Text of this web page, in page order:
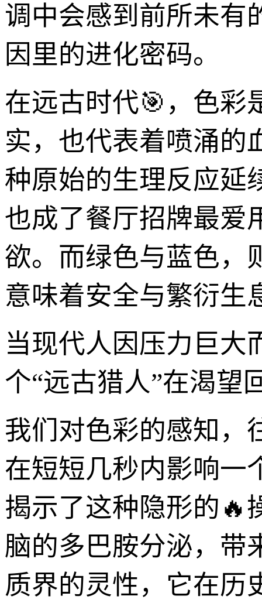
调中会感到前所未有
因里的进化密码。
在远古时代🎯，色彩
实，也代表着喷涌的
种原始的生理反应延
也成了餐厅招牌最
欲。而绿色与蓝色，
意味着安全与繁衍生
当现代人因压力巨大
个“远古猎人”在渴望
我们对色彩的感知，
在短短几秒内影响一
揭示了这种隐形的🔥
脑的多巴胺分泌，带
质界的灵性，它在历